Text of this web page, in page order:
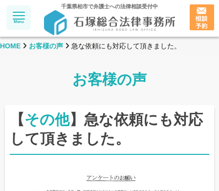
千葉県柏市で弁護士への法律相談受付中
HOME お客様の声 急な依頼にも対応して頂きました。
お客様の声
【その他】急な依頼にも対応
して頂きました。
Menu